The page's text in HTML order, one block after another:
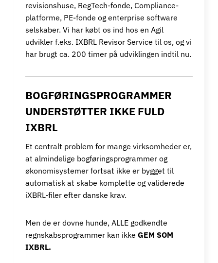
revisionshuse, RegTech-fonde, Compliance-
platforme, PE-fonde og enterprise software
selskaber. Vi har købt os ind hos en Agil
udvikler f.eks. IXBRL Revisor Service til os, og vi
har brugt ca. 200 timer på udviklingen indtil nu.
BOGFØRINGSPROGRAMMER
UNDERSTØTTER IKKE FULD
IXBRL
Et centralt problem for mange virksomheder er,
at almindelige bogføringsprogrammer og
økonomisystemer fortsat ikke er bygget til
automatisk at skabe komplette og validerede
iXBRL-filer efter danske krav.
Men de er dovne hunde, ALLE godkendte
regnskabsprogrammer kan ikke GEM SOM
IXBRL.